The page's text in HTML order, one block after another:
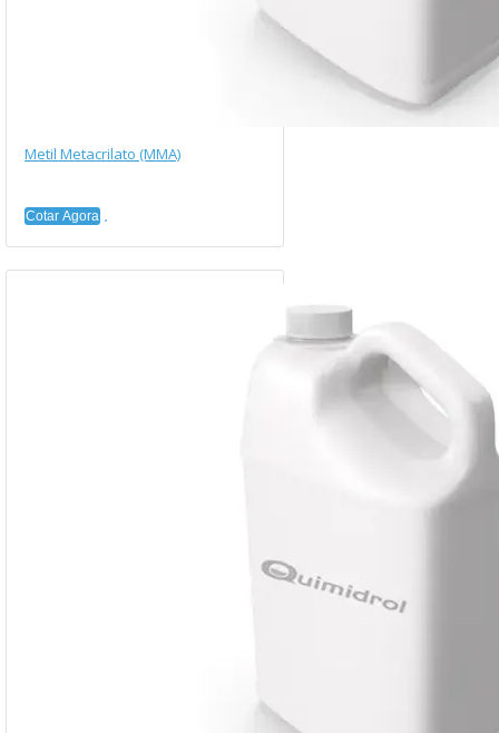
Metil Metacrilato (MMA)
Cotar Agora